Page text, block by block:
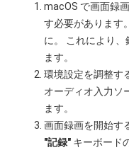
macOS で画面録
す必要があります
に。 これにより
ます。
環境設定を調整す
オーディオ入力ソ
ます。
画面録画を開始す
"記録" キーボード